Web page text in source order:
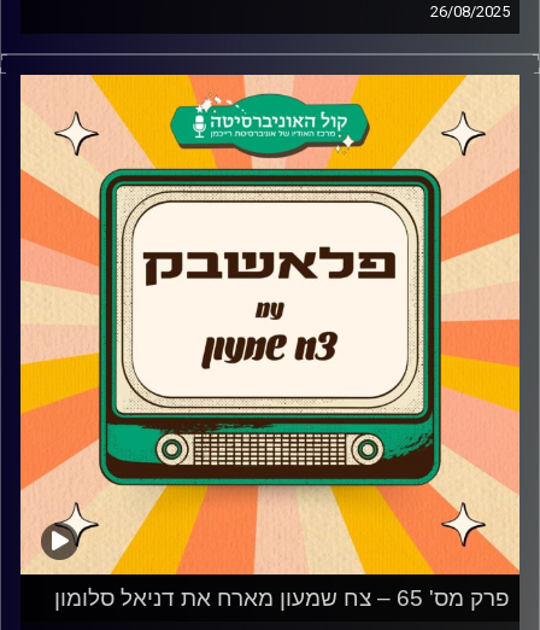
26/08/2025
ניתאי דגן מגיע לאולפן פלאשבק!
השחקן, הבמאי והיוצר ניתאי דגן מספר על תחילת הדרך עם
סדרת הנוער "100 בתנ"ך", השינוי שקרה לו בחיים בעקבות
הסדרה "החולמים" ולמה למרות שהיוצרים אהבו את הדמות שלו
הוא לא המשיך לסדרת ההמשך "גאליס". בנוסף, ניתאי מספר על
המעבר אל מאחורי הקלעים ועל הסדרה ששוברת הרשת
"Brooklyn Coffee Shop" ועל סגירת המעגל בתור דיאלוגיסט
בסדרה "כפולה".
קרדיט תמונות:
AudioVersity
פרק מס' 65 – צח שמעון מארח את דניאל סלומון